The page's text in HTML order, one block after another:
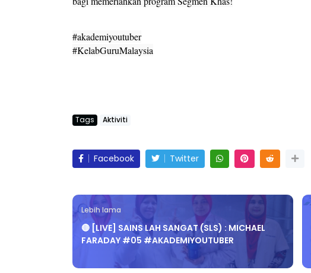
#akademiyoutuber
#KelabGuruMalaysia
Tags Aktiviti
Facebook Twitter
Lebih lama
🔴 [LIVE] SAINS LAH SANGAT (SLS) : MICHAEL
FARADAY #05 #AKADEMIYOUTUBER